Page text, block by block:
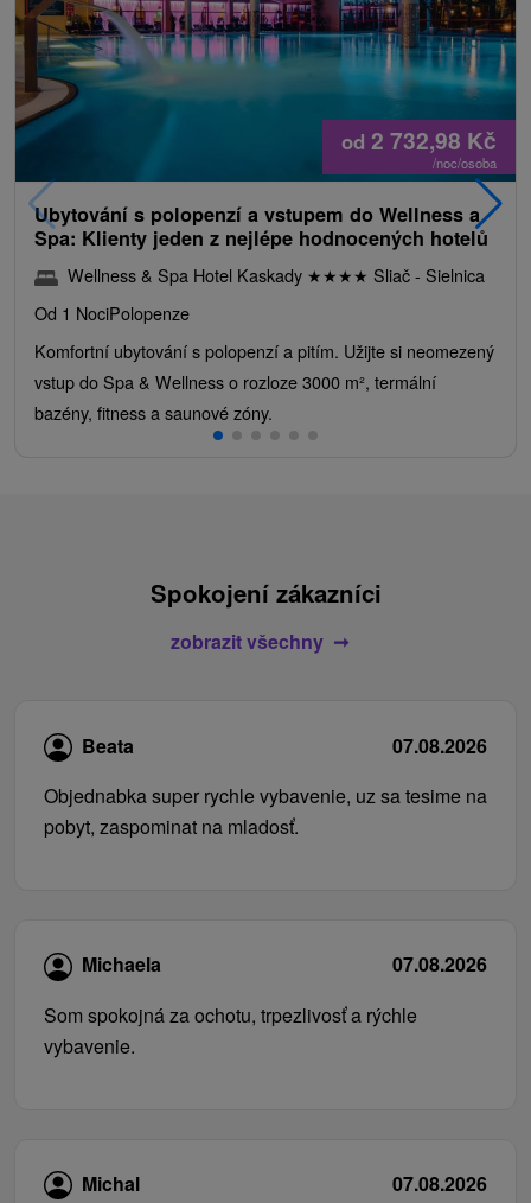
od 2 732,98 Kč
/noc/osoba
Ubytování s polopenzí a vstupem do Wellness a
Spa: Klienty jeden z nejlépe hodnocených hotelů
Wellness & Spa Hotel Kaskady ★★★★ Sliač - Sielnica
Od 1 NociPolopenze
Komfortní ubytování s polopenzí a pitím. Užijte si neomezený
vstup do Spa & Wellness o rozloze 3000 m², termální
bazény, fitness a saunové zóny.
Spokojení zákazníci
zobrazit všechny
Beata
07.08.2026
Objednabka super rychle vybavenie, uz sa tesime na
pobyt, zaspominat na mladosť.
Michaela
07.08.2026
Som spokojná za ochotu, trpezlivosť a rýchle
vybavenie.
Michal
07.08.2026